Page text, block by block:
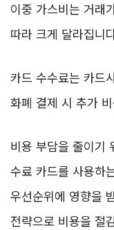
이중 가스비는 거래
따라 크게 달라집니
카드 수수료는 카드
화폐 결제 시 추가
비용 부담을 줄이기
수료 카드를 사용하
우선순위에 영향을
전략으로 비용을 절